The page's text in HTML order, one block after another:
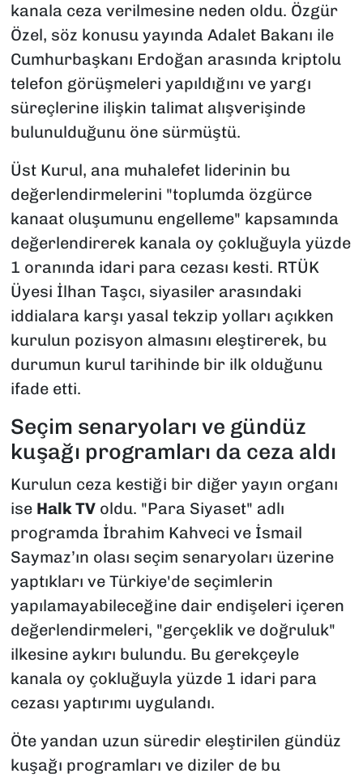
kanala ceza verilmesine neden oldu. Özgür
Özel, söz konusu yayında Adalet Bakanı ile
Cumhurbaşkanı Erdoğan arasında kriptolu
telefon görüşmeleri yapıldığını ve yargı
süreçlerine ilişkin talimat alışverişinde
bulunulduğunu öne sürmüştü.
Üst Kurul, ana muhalefet liderinin bu
değerlendirmelerini "toplumda özgürce
kanaat oluşumunu engelleme" kapsamında
değerlendirerek kanala oy çokluğuyla yüzde
1 oranında idari para cezası kesti. RTÜK
Üyesi İlhan Taşcı, siyasiler arasındaki
iddialara karşı yasal tekzip yolları açıkken
kurulun pozisyon almasını eleştirerek, bu
durumun kurul tarihinde bir ilk olduğunu
ifade etti.
Seçim senaryoları ve gündüz
kuşağı programları da ceza aldı
Kurulun ceza kestiği bir diğer yayın organı
ise Halk TVoldu. "Para Siyaset" adlı
programda İbrahim Kahveci ve İsmail
Saymaz’ın olası seçim senaryoları üzerine
yaptıkları ve Türkiye'de seçimlerin
yapılamayabileceğine dair endişeleri içeren
değerlendirmeleri, "gerçeklik ve doğruluk"
ilkesine aykırı bulundu. Bu gerekçeyle
kanala oy çokluğuyla yüzde 1 idari para
cezası yaptırımı uygulandı.
Öte yandan uzun süredir eleştirilen gündüz
kuşağı programları ve diziler de bu